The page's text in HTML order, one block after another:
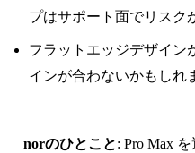
プはサポート面でリスク
フラットエッジデザイン
インが合わないかもしれ
norのひとこと: Pro Max